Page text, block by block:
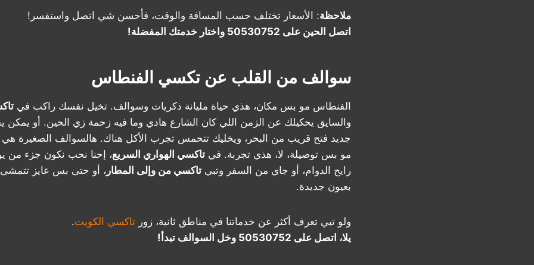
ملاحظة: الأسعار تختلف حسب المسافة والوقت، فأحسن شي اتصل واستفسر!
اتصل الحين على 50530752 واختار خدمتك المفضلة!
سوالف من القلب عن تكسي الفنطاس
الفنطاس مو بس مكان، هذي حياة مليانة ذكريات وسوالف. تخيل نفسك راكب في
والسايق يحكيلك عن الزمن اللي كان الشارع هادي وما فيه زحمة زي الحين. أو
جديد فتح قريب من البحر، ويخليك تتحمس تجرب الأكل هناك. هالسوالف الصغيرة هي
مو بس توصيلة، لا، هذي تجربة. في تاكسي الهواري السريع، إحنا نحب نكون جزء من
رايح الدوام، أو جاي من السفر وتبي تاكسي من وإلى المطار ، أو حتى بس عايز
بعيون جديدة.
ولو تبي تعرف أكثر عن خدماتنا في مناطق ثانية، زور تاكسي الكويت.
يلا، اتصل على 50530752 وخل السوالف تبدأ!